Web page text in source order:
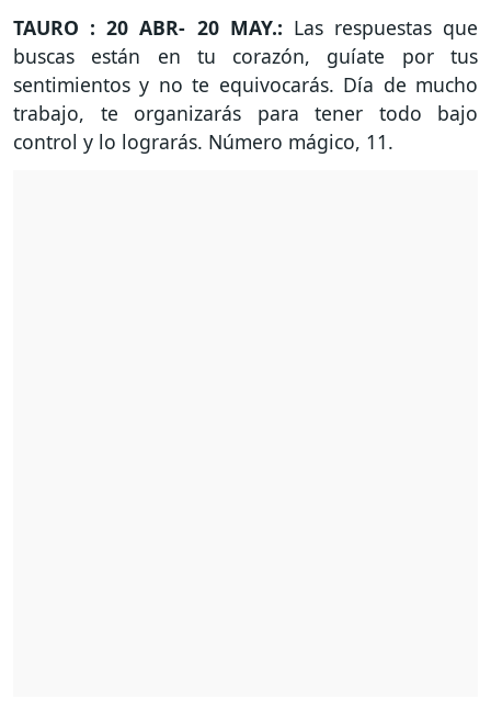
TAURO : 20 ABR- 20 MAY.: Las respuestas que
buscas están en tu corazón, guíate por tus
sentimientos y no te equivocarás. Día de mucho
trabajo, te organizarás para tener todo bajo
control y lo lograrás. Número mágico, 11.